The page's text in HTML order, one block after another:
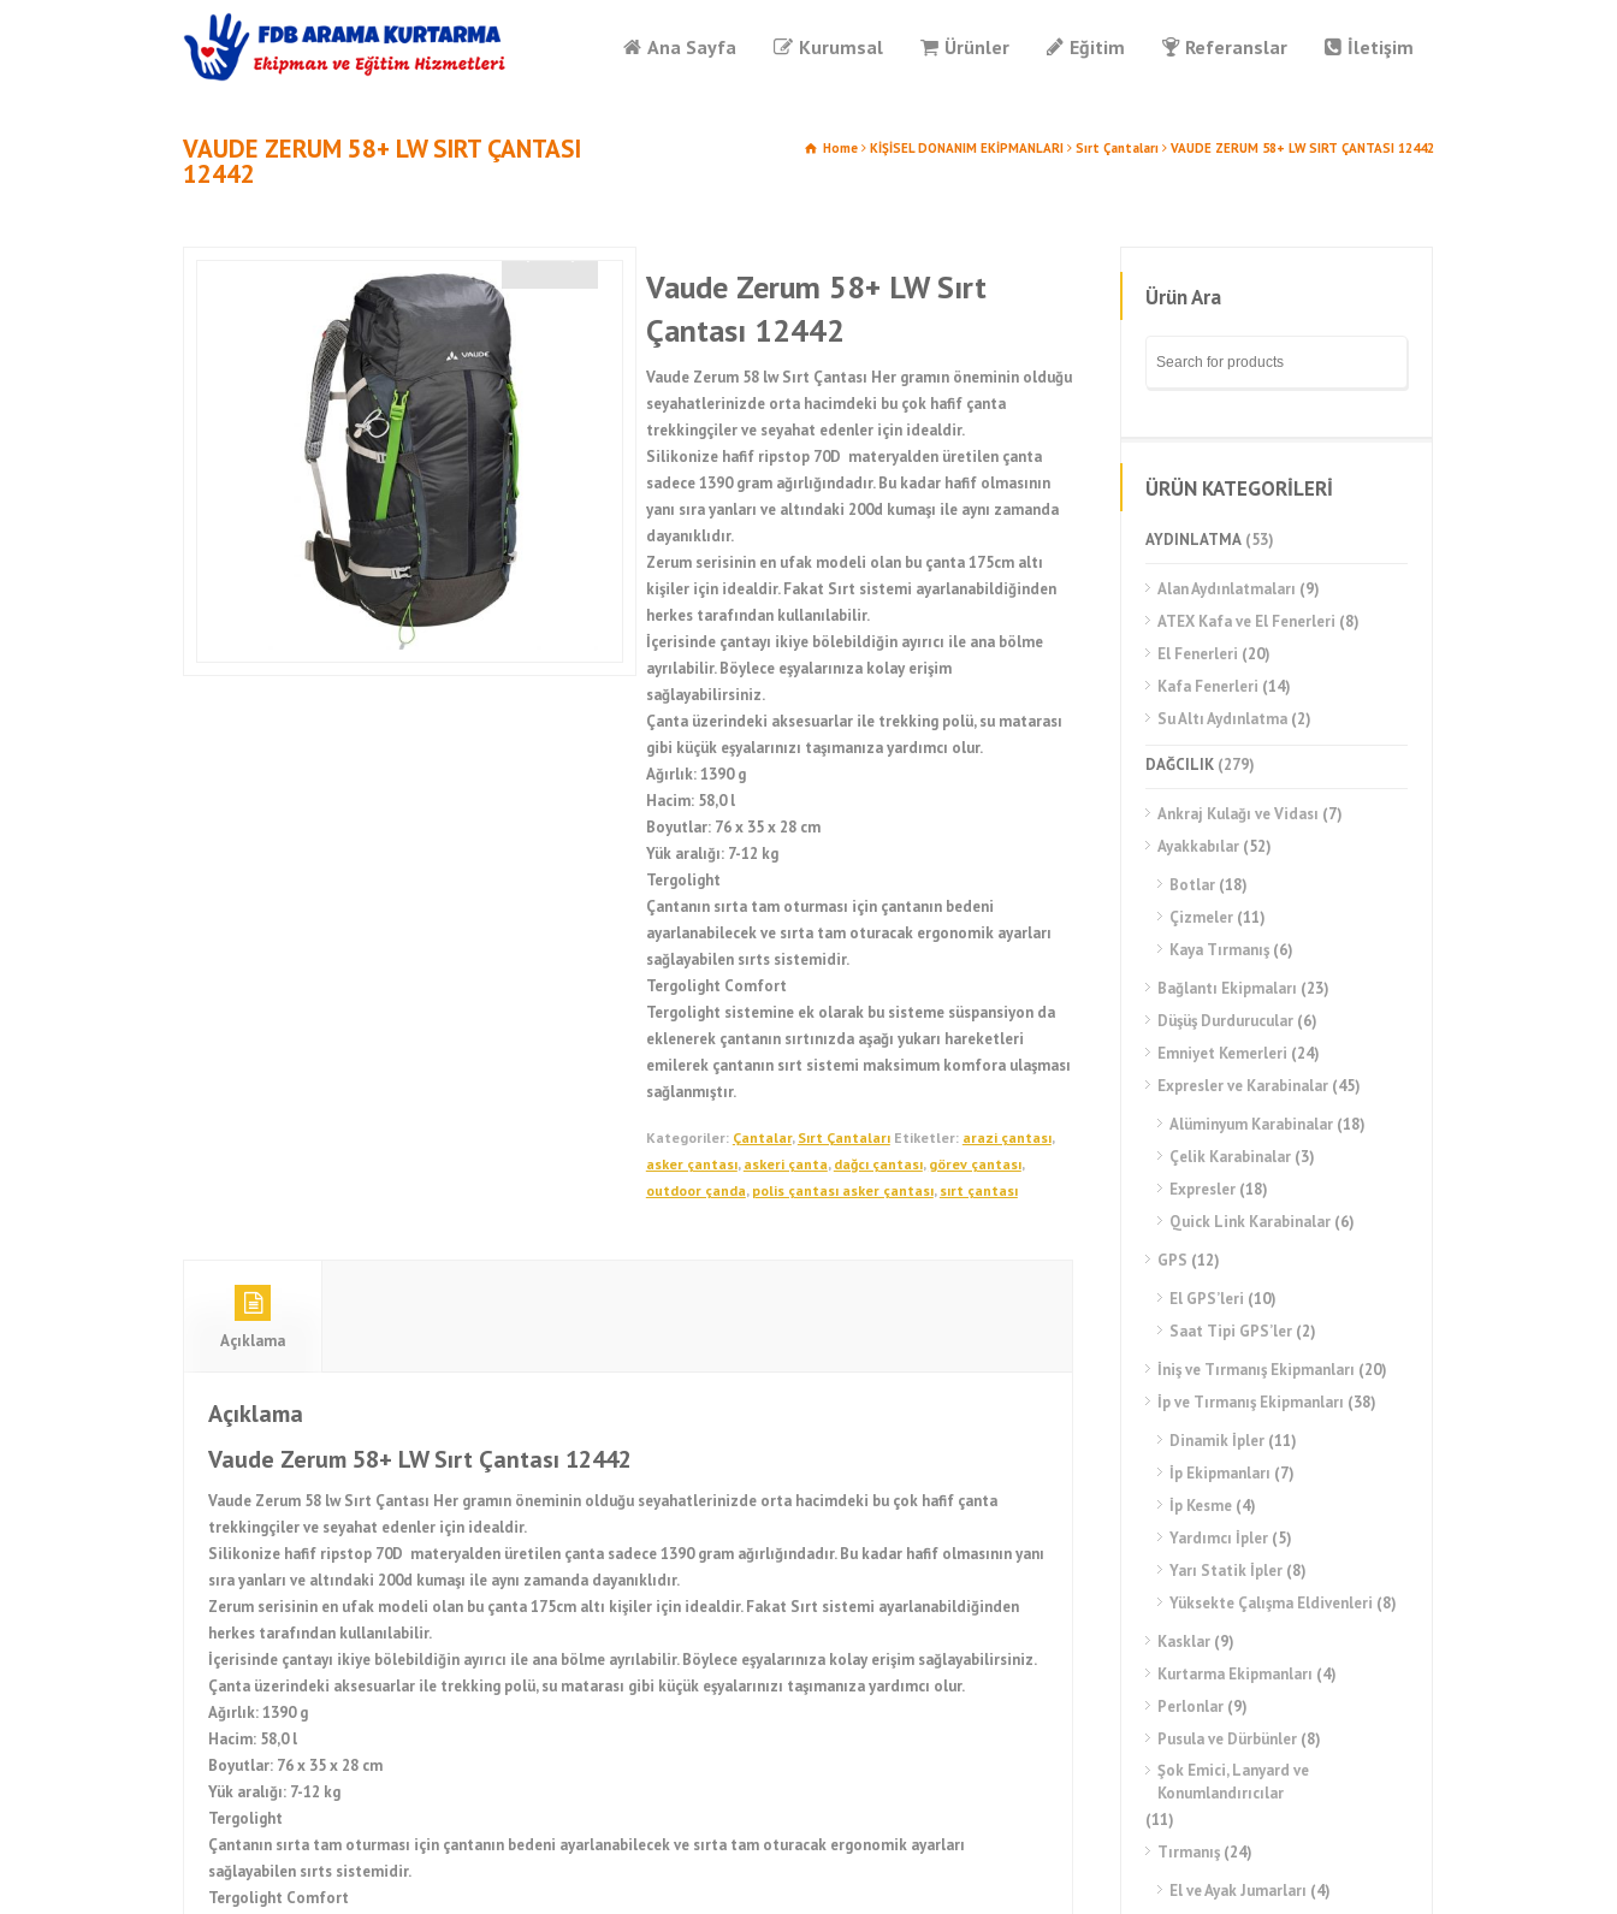
Ana Sayfa Kurumsal Ürünler Eğitim Referanslar İletişim
VAUDE ZERUM 58+ LW SIRT ÇANTASI
12442
Home KİŞİSEL DONANIM EKİPMANLARI Sırt Çantaları VAUDE ZERUM 58+ LW SIRT ÇANTASI 12442
Vaude Zerum 58+ LW Sırt
Çantası 12442
Vaude Zerum 58 lw Sırt Çantası Her gramın öneminin olduğu
seyahatlerinizde orta hacimdeki bu çok hafif çanta
trekkingçiler ve seyahat edenler için idealdir.
Silikonize hafif ripstop 70D materyalden üretilen çanta
sadece 1390 gram ağırlığındadır. Bu kadar hafif olmasının
yanı sıra yanları ve altındaki 200d kumaşı ile aynı zamanda
dayanıklıdır.
Zerum serisinin en ufak modeli olan bu çanta 175cm altı
kişiler için idealdir. Fakat Sırt sistemi ayarlanabildiğinden
herkes tarafından kullanılabilir.
İçerisinde çantayı ikiye bölebildiğin ayırıcı ile ana bölme
ayrılabilir. Böylece eşyalarınıza kolay erişim
sağlayabilirsiniz.
Çanta üzerindeki aksesuarlar ile trekking polü, su matarası
gibi küçük eşyalarınızı taşımanıza yardımcı olur.
Ağırlık: 1390 g
Hacim: 58,0 l
Boyutlar: 76 x 35 x 28 cm
Yük aralığı: 7-12 kg
Tergolight
Çantanın sırta tam oturması için çantanın bedeni
ayarlanabilecek ve sırta tam oturacak ergonomik ayarları
sağlayabilen sırts sistemidir.
Tergolight Comfort
Tergolight sistemine ek olarak bu sisteme süspansiyon da
eklenerek çantanın sırtınızda aşağı yukarı hareketleri
emilerek çantanın sırt sistemi maksimum komfora ulaşması
sağlanmıştır.
Kategoriler: Çantalar, Sırt Çantaları Etiketler: arazi çantası,
asker çantası, askeri çanta, dağcı çantası, görev çantası,
outdoor çanda, polis çantası asker çantası, sırt çantası
Açıklama
Açıklama
Vaude Zerum 58+ LW Sırt Çantası 12442
Vaude Zerum 58 lw Sırt Çantası Her gramın öneminin olduğu seyahatlerinizde orta hacimdeki bu çok hafif çanta
trekkingçiler ve seyahat edenler için idealdir.
Silikonize hafif ripstop 70D materyalden üretilen çanta sadece 1390 gram ağırlığındadır. Bu kadar hafif olmasının yanı
sıra yanları ve altındaki 200d kumaşı ile aynı zamanda dayanıklıdır.
Zerum serisinin en ufak modeli olan bu çanta 175cm altı kişiler için idealdir. Fakat Sırt sistemi ayarlanabildiğinden
herkes tarafından kullanılabilir.
İçerisinde çantayı ikiye bölebildiğin ayırıcı ile ana bölme ayrılabilir. Böylece eşyalarınıza kolay erişim sağlayabilirsiniz.
Çanta üzerindeki aksesuarlar ile trekking polü, su matarası gibi küçük eşyalarınızı taşımanıza yardımcı olur.
Ağırlık: 1390 g
Hacim: 58,0 l
Boyutlar: 76 x 35 x 28 cm
Yük aralığı: 7-12 kg
Tergolight
Çantanın sırta tam oturması için çantanın bedeni ayarlanabilecek ve sırta tam oturacak ergonomik ayarları
sağlayabilen sırts sistemidir.
Tergolight Comfort
Ürün Ara
ÜRÜN KATEGORİLERİ
AYDINLATMA (53)
Alan Aydınlatmaları (9)
ATEX Kafa ve El Fenerleri (8)
El Fenerleri (20)
Kafa Fenerleri (14)
Su Altı Aydınlatma (2)
DAĞCILIK (279)
Ankraj Kulağı ve Vidası (7)
Ayakkabılar (52)
Botlar (18)
Çizmeler (11)
Kaya Tırmanış (6)
Bağlantı Ekipmaları (23)
Düşüş Durdurucular (6)
Emniyet Kemerleri (24)
Expresler ve Karabinalar (45)
Alüminyum Karabinalar (18)
Çelik Karabinalar (3)
Expresler (18)
Quick Link Karabinalar (6)
GPS (12)
El GPS’leri (10)
Saat Tipi GPS’ler (2)
İniş ve Tırmanış Ekipmanları (20)
İp ve Tırmanış Ekipmanları (38)
Dinamik İpler (11)
İp Ekipmanları (7)
İp Kesme (4)
Yardımcı İpler (5)
Yarı Statik İpler (8)
Yüksekte Çalışma Eldivenleri (8)
Kasklar (9)
Kurtarma Ekipmanları (4)
Perlonlar (9)
Pusula ve Dürbünler (8)
Şok Emici, Lanyard ve
Konumlandırıcılar
(11)
Tırmanış (24)
El ve Ayak Jumarları (4)